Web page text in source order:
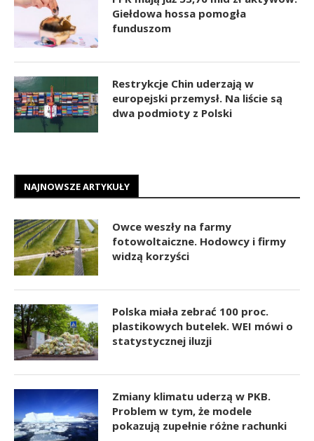
Giełdowa hossa pomogła
funduszom
Restrykcje Chin uderzają w
europejski przemysł. Na liście są
dwa podmioty z Polski
NAJNOWSZE ARTYKUŁY
Owce weszły na farmy
fotowoltaiczne. Hodowcy i firmy
widzą korzyści
Polska miała zebrać 100 proc.
plastikowych butelek. WEI mówi o
statystycznej iluzji
Zmiany klimatu uderzą w PKB.
Problem w tym, że modele
pokazują zupełnie różne rachunki